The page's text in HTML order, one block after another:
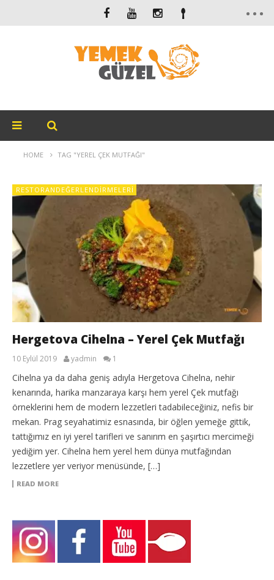
HOME TAG "YEREL ÇEK MUTFAĞI"
RESTORANDEĞERLENDIRMELERI
Hergetova Cihelna – Yerel Çek Mutfağı
10 Eylül 2019 yadmin 1
Cihelna ya da daha geniş adıyla Hergetova Cihelna, nehir
kenarında, harika manzaraya karşı hem yerel Çek mutfağı
örneklerini hem de modern lezzetleri tadabileceğiniz, nefis bir
mekan. Prag seyahatimiz esnasında, bir öğlen yemeğe gittik,
tattığımız en iyi yerel tarifleri ve sanırım en şaşırtıcı mercimeği
yediğim yer. Cihelna hem yerel hem dünya mutfağından
lezzetlere yer veriyor menüsünde, […]
READ MORE